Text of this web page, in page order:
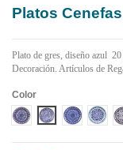
Platos
Plato de gres, diseño azul
Decoración. Artículos de
Color
DISEÑO 1 CENEFA
DISEÑO 2DISEÑO 3